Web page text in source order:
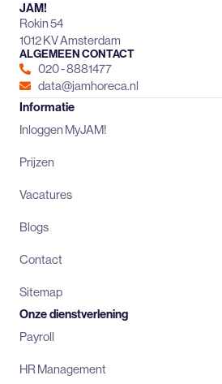
JAM!
Rokin 54
1012 KV Amsterdam
ALGEMEEN CONTACT
020 - 8881477
data@jamhoreca.nl
Informatie
Inloggen MyJAM!
Prijzen
Vacatures
Blogs
Contact
Sitemap
Onze dienstverlening
Payroll
HR Management